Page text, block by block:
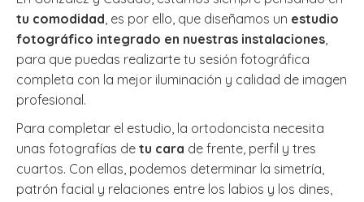
tu comodidad, es por ello, que diseñamos un estudio
fotográfico integrado en nuestras instalaciones,
para que puedas realizarte tu sesión fotográfica
completa con la mejor iluminación y calidad de imagen
profesional.
Para completar el estudio, la ortodoncista necesita
unas fotografías de tu cara de frente, perfil y tres
cuartos. Con ellas, podemos determinar la simetría,
patrón facial y relaciones entre los labios y los dines,